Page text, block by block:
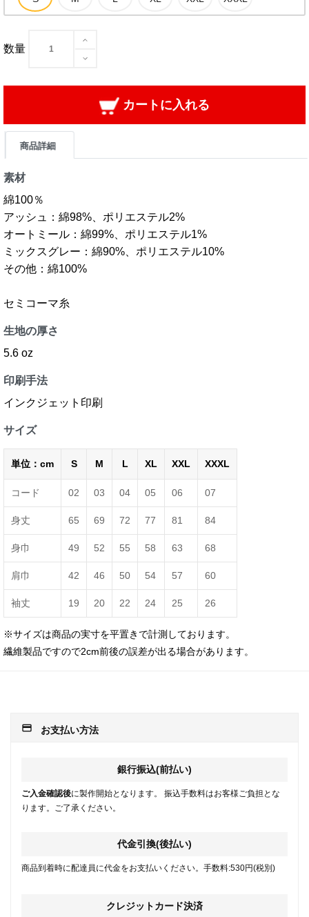
数量
カートに入れる
商品詳細
素材
綿100％
アッシュ：綿98%、ポリエステル2%
オートミール：綿99%、ポリエステル1%
ミックスグレー：綿90%、ポリエステル10%
その他：綿100%
セミコーマ糸
生地の厚さ
5.6 oz
印刷手法
インクジェット印刷
サイズ
単位：cm S M L XL XXL XXXL
コード 02 03 04 05 06 07
身丈 65 69 72 77 81 84
身巾 49 52 55 58 63 68
肩巾 42 46 50 54 57 60
袖丈 19 20 22 24 25 26
※サイズは商品の実寸を平置きで計測しております。
繊維製品ですので2cm前後の誤差が出る場合があります。
payment お支払い方法
銀行振込(前払い)
ご入金確認後に製作開始となります。 振込手数料はお客様ご負担とな
ります。ご了承ください。
代金引換(後払い)
商品到着時に配達員に代金をお支払いください。手数料:530円(税別)
クレジットカード決済